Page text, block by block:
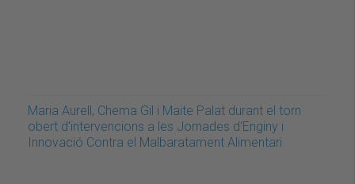
Maria Aurell, Chema Gil i Maite Palat durant el torn
obert d'intervencions a les Jornades d'Enginy i
Innovació Contra el Malbaratament Alimentari